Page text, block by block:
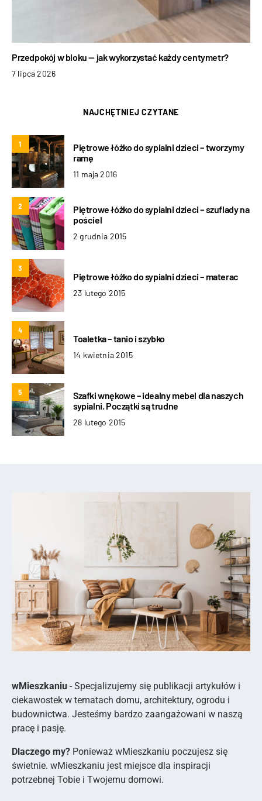
Przedpokój w bloku — jak wykorzystać każdy centymetr?
7 lipca 2026
NAJCHĘTNIEJ CZYTANE
1
Piętrowe łóżko do sypialni dzieci – tworzymy
ramę
11 maja 2016
2
Piętrowe łóżko do sypialni dzieci – szuflady na
pościel
2 grudnia 2015
3
Piętrowe łóżko do sypialni dzieci – materac
23 lutego 2015
4
Toaletka – tanio i szybko
14 kwietnia 2015
5
Szafki wnękowe – idealny mebel dla naszych
sypialni. Początki są trudne
28 lutego 2015
wMieszkaniu - Specjalizujemy się publikacji artykułów i
ciekawostek w tematach domu, architektury, ogrodu i
budownictwa. Jesteśmy bardzo zaangażowani w naszą
pracę i pasję.
Dlaczego my? Ponieważ wMieszkaniu poczujesz się
świetnie. wMieszkaniu jest miejsce dla inspiracji
potrzebnej Tobie i Twojemu domowi.